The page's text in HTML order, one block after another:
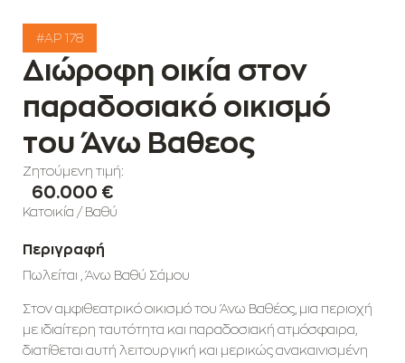
#AP 178
Διώροφη οικία στον
παραδοσιακό οικισμό
του Άνω Βαθεος
Ζητούμενη τιμή:
60.000 €
Κατοικία /Βαθύ
Περιγραφή
Πωλείται , Άνω Βαθύ Σάμου
Στον αμφιθεατρικό οικισμό του Άνω Βαθέος, μια περιοχή
με ιδιαίτερη ταυτότητα και παραδοσιακή ατμόσφαιρα,
διατίθεται αυτή λειτουργική και μερικώς ανακαινισμένη